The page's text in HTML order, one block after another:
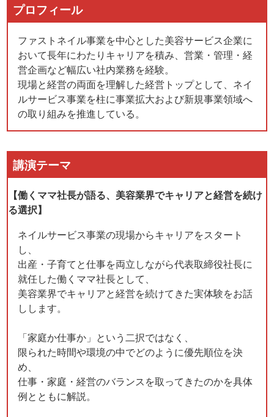
プロフィール
ファストネイル事業を中心とした美容サービス企業に
おいて長年にわたりキャリアを積み、営業・管理・経
営企画など幅広い社内業務を経験。
現場と経営の両面を理解した経営トップとして、ネイ
ルサービス事業を柱に事業拡大および新規事業領域へ
の取り組みを推進している。
講演テーマ
【働くママ社長が語る、美容業界でキャリアと経営を続け
る選択】
ネイルサービス事業の現場からキャリアをスタート
し、
出産・子育てと仕事を両立しながら代表取締役社長に
就任した働くママ社長として、
美容業界でキャリアと経営を続けてきた実体験をお話
しします。
「家庭か仕事か」という二択ではなく、
限られた時間や環境の中でどのように優先順位を決
め、
仕事・家庭・経営のバランスを取ってきたのかを具体
例とともに解説。